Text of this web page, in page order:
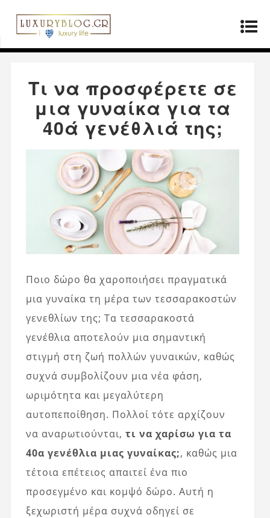
Αρχική σελίδα»Μόδα
μια γυναίκα για τα 40ά γενέθλιά της;
Τι να προσφέρετε σε
μια γυναίκα για τα
40ά γενέθλιά της;
Ποιο δώρο θα χαροποιήσει πραγματικά
μια γυναίκα τη μέρα των τεσσαρακοστών
γενεθλίων της; Τα τεσσαρακοστά
γενέθλια αποτελούν μια σημαντική
στιγμή στη ζωή πολλών γυναικών, καθώς
συχνά συμβολίζουν μια νέα φάση,
ωριμότητα και μεγαλύτερη
αυτοπεποίθηση. Πολλοί τότε αρχίζουν
να αναρωτιούνται, τι να χαρίσω για τα
40α γενέθλια μιας γυναίκας;, καθώς μια
τέτοια επέτειος απαιτεί ένα πιο
προσεγμένο και κομψό δώρο. Αυτή η
ξεχωριστή μέρα συχνά οδηγεί σε